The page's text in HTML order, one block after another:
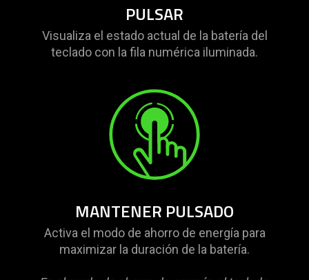
PULSAR
Visualiza el estado actual de la batería del
teclado con la fila numérica iluminada.
MANTENER PULSADO
Activa el modo de ahorro de energía para
maximizar la duración de la batería.